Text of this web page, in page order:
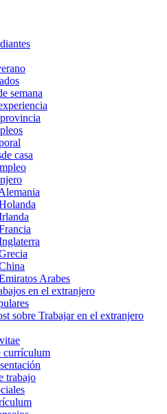
semana
casa
Arabes
en el extranjero
sobre Trabajar en el extranjero
currículum
trabajo